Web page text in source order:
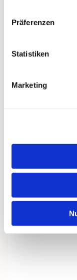
Präferenzen
Statistiken
Marketing